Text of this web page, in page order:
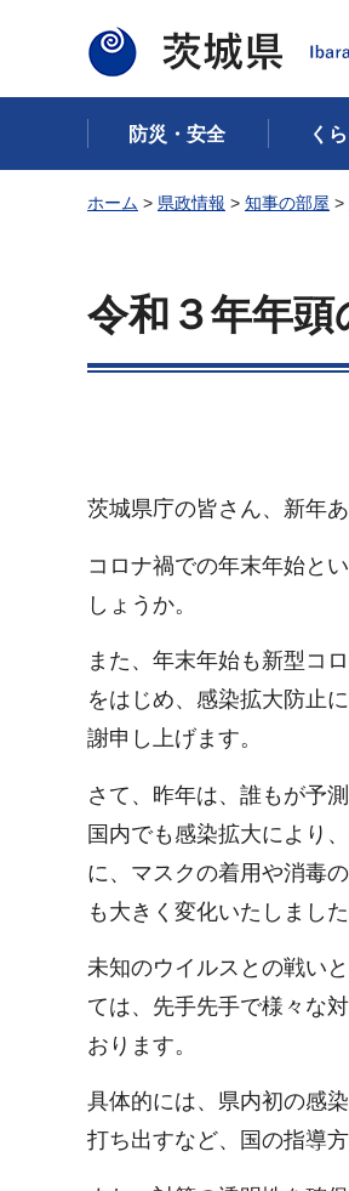
茨城県
防災・安全 く
ホーム > 県政情報 > 知事の部屋 >
令和３年年頭
茨城県庁の皆さん、新年
コロナ禍での年末年始と
しょうか。
また、年末年始も新型コ
をはじめ、感染拡大防止
謝申し上げます。
さて、昨年は、誰もが予
国内でも感染拡大により
に、マスクの着用や消毒
も大きく変化いたしました
未知のウイルスとの戦い
ては、先手先手で様々な
おります。
具体的には、県内初の感
打ち出すなど、国の指導